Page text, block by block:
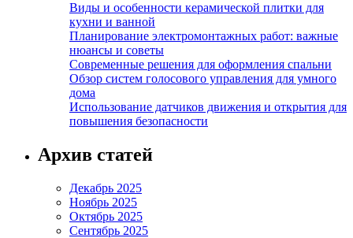
Виды и особенности керамической плитки для
кухни и ванной
Планирование электромонтажных работ: важные
нюансы и советы
Современные решения для оформления спальни
Обзор систем голосового управления для умного
дома
Использование датчиков движения и открытия для
повышения безопасности
Архив статей
Декабрь 2025
Ноябрь 2025
Октябрь 2025
Сентябрь 2025